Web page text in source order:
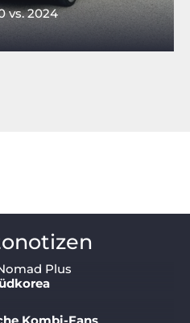
vs. 2024
Plus
Kombi-Fans